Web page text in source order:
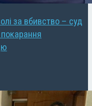
за вбивство – суд